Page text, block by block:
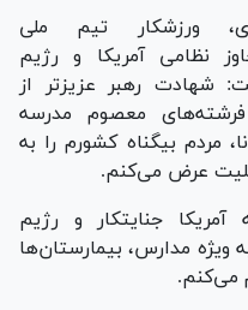
ورزشکار تیم ملی
نظامی آمریکا و رژیم
شهادت رهبر عزیزتر از
فرشته‌های معصوم مدرسه
مردم بیگناه کشورم را به
عرض می‌کنم.
جنایتکار و رژیم
مدارس، بیمارستان‌ها
می‌کنم.